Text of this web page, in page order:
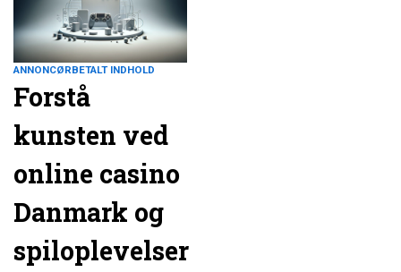
ANNONCØRBETALT INDHOLD
Forstå
kunsten ved
online casino
Danmark og
spiloplevelser